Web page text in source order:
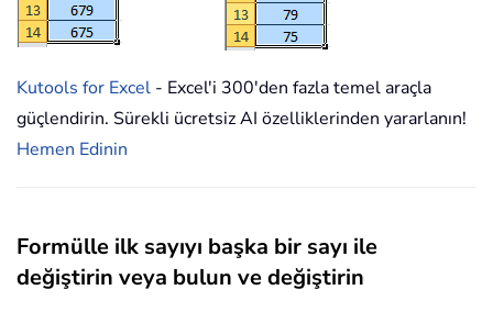
Kutools for Excel - Excel'i 300'den fazla temel araçla
güçlendirin. Sürekli ücretsiz AI özelliklerinden yararlanın!
Hemen Edinin
Formülle ilk sayıyı başka bir sayı ile
değiştirin veya bulun ve değiştirin